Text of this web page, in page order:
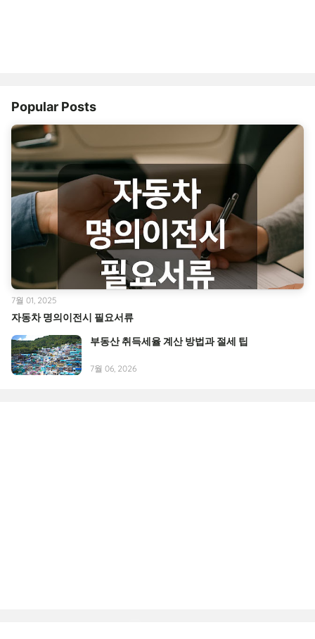
Popular Posts
자동차 명의이전시 필요서류
7월 01, 2025
부동산 취득세율 계산 방법과 절세 팁
7월 06, 2026